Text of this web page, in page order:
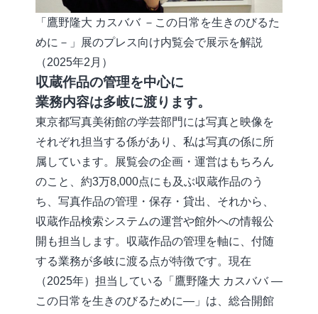
「鷹野隆大 カスババ －この日常を生きのびるた
めに－」展のプレス向け内覧会で展示を解説
（2025年2月）
収蔵作品の管理を中心に
業務内容は多岐に渡ります。
東京都写真美術館の学芸部門には写真と映像を
それぞれ担当する係があり、私は写真の係に所
属しています。展覧会の企画・運営はもちろん
のこと、約3万8,000点にも及ぶ収蔵作品のう
ち、写真作品の管理・保存・貸出、それから、
収蔵作品検索システムの運営や館外への情報公
開も担当します。収蔵作品の管理を軸に、付随
する業務が多岐に渡る点が特徴です。現在
（2025年）担当している「鷹野隆大 カスババ ―
この日常を生きのびるために―」は、総合開館